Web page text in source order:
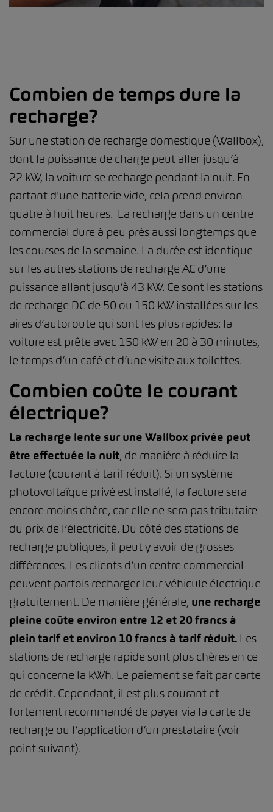
Combien de temps dure la
recharge?
Sur une station de recharge domestique (Wallbox),
dont la puissance de charge peut aller jusqu’à
22 kW, la voiture se recharge pendant la nuit. En
partant d'une batterie vide, cela prend environ
quatre à huit heures. La recharge dans un centre
commercial dure à peu près aussi longtemps que
les courses de la semaine. La durée est identique
sur les autres stations de recharge AC d’une
puissance allant jusqu’à 43 kW. Ce sont les stations
de recharge DC de 50 ou 150 kW installées sur les
aires d’autoroute qui sont les plus rapides: la
voiture est prête avec 150 kW en 20 à 30 minutes,
le temps d’un café et d’une visite aux toilettes.
Combien coûte le courant
électrique?
La recharge lente sur une Wallbox privée peut
être effectuée la nuit, de manière à réduire la
facture (courant à tarif réduit). Si un système
photovoltaïque privé est installé, la facture sera
encore moins chère, car elle ne sera pas tributaire
du prix de l’électricité. Du côté des stations de
recharge publiques, il peut y avoir de grosses
différences. Les clients d’un centre commercial
peuvent parfois recharger leur véhicule électrique
gratuitement. De manière générale, une recharge
pleine coûte environ entre 12 et 20 francs à
plein tarif et environ 10 francs à tarif réduit. Les
stations de recharge rapide sont plus chères en ce
qui concerne la kWh. Le paiement se fait par carte
de crédit. Cependant, il est plus courant et
fortement recommandé de payer via la carte de
recharge ou l’application d’un prestataire (voir
point suivant).